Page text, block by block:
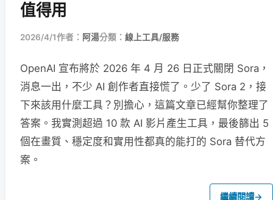
值得用
2026/4/1作者： 阿湯分類： 線上工具/服務
OpenAI 宣布將於 2026 年 4 月 26 日正式關閉 Sora，
消息一出，不少 AI 創作者直接慌了。少了 Sora 2，接
下來該用什麼工具？別擔心，這篇文章已經幫你整理了
答案。我實測超過 10 款 AI 影片產生工具，最後篩出 5
個在畫質、穩定度和實用性都真的能打的 Sora 替代方
案。
繼續閱讀→